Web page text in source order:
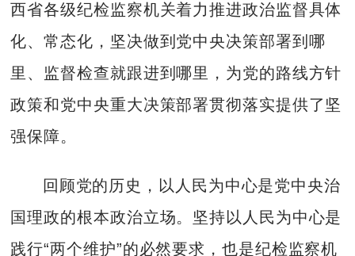
西省各级纪检监察机关着力推进政治监督具体
化、常态化，坚决做到党中央决策部署到哪
里、监督检查就跟进到哪里，为党的路线方针
政策和党中央重大决策部署贯彻落实提供了坚
强保障。
回顾党的历史，以人民为中心是党中央治
国理政的根本政治立场。坚持以人民为中心是
践行“两个维护”的必然要求，也是纪检监察机